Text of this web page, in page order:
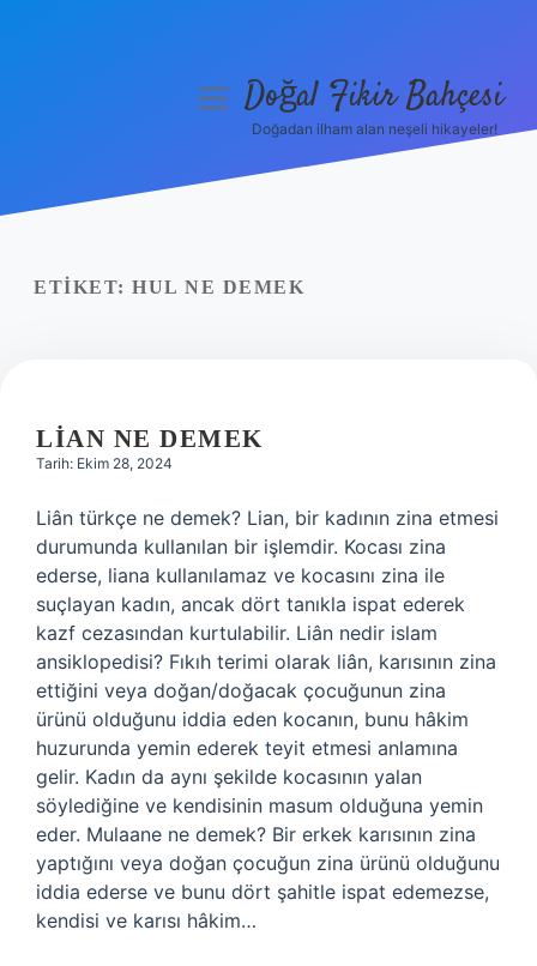
Yasal Uyarı
menüyüDoğal Fikir Bahçesi
Doğadan ilham alan neşeli hikayeler!
ETIKET: HUL NE DEMEK
LIAN NE DEMEK
Tarih: Ekim 28, 2024
Liân türkçe ne demek? Lian, bir kadının zina etmesi
durumunda kullanılan bir işlemdir. Kocası zina
ederse, liana kullanılamaz ve kocasını zina ile
suçlayan kadın, ancak dört tanıkla ispat ederek
kazf cezasından kurtulabilir. Liân nedir islam
ansiklopedisi? Fıkıh terimi olarak liân, karısının zina
ettiğini veya doğan/doğacak çocuğunun zina
ürünü olduğunu iddia eden kocanın, bunu hâkim
huzurunda yemin ederek teyit etmesi anlamına
gelir. Kadın da aynı şekilde kocasının yalan
söylediğine ve kendisinin masum olduğuna yemin
eder. Mulaane ne demek? Bir erkek karısının zina
yaptığını veya doğan çocuğun zina ürünü olduğunu
iddia ederse ve bunu dört şahitle ispat edemezse,
kendisi ve karısı hâkim…